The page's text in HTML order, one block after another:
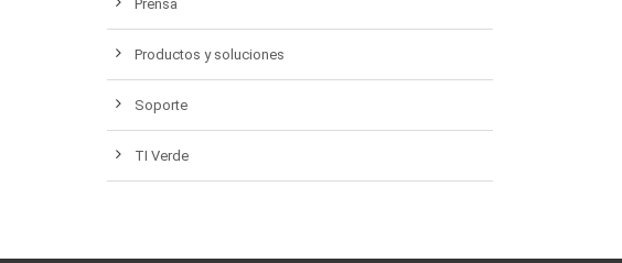
Prensa
Productos y soluciones
Soporte
TI Verde